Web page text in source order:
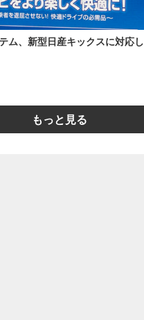
ム、新型日産キックスに対応
もっと見る